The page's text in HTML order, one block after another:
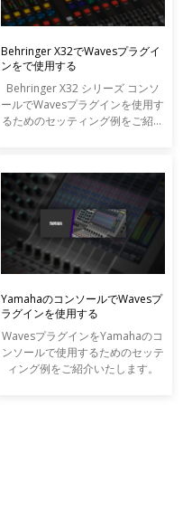
Behringer X32でWavesプラグイ
ンをで使用する
Behringer X32 シリーズ コンソ
ールでWavesプラグインを使用す
るためのセッティング例をご紹介
YamahaのコンソールでWavesプ
ラグインを使用する
WavesプラグインをYamahaのコ
ンソールで使用するためのセッテ
ィング例をご紹介いたします。